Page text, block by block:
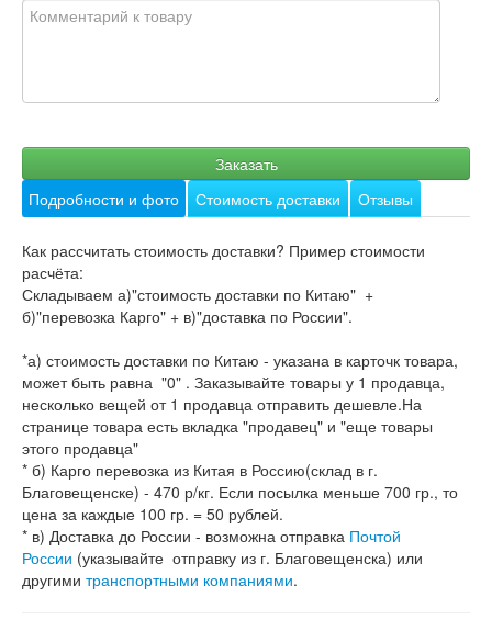
Заказать
Подробности и фото
Стоимость доставки Отзывы
Как рассчитать стоимость доставки? Пример стоимости
расчёта:
Складываем а)"стоимость доставки по Китаю" +
б)"перевозка Карго" + в)"доставка по России".
*а) стоимость доставки по Китаю - указана в карточк товара,
может быть равна "0" . Заказывайте товары у 1 продавца,
несколько вещей от 1 продавца отправить дешевле.На
странице товара есть вкладка "продавец" и "еще товары
этого продавца"
* б) Карго перевозка из Китая в Россию(склад в г.
Благовещенске) - 470 р/кг. Если посылка меньше 700 гр., то
цена за каждые 100 гр. = 50 рублей.
* в) Доставка до России - возможна отправка Почтой
России (указывайте отправку из г. Благовещенска) или
другими транспортными компаниями.